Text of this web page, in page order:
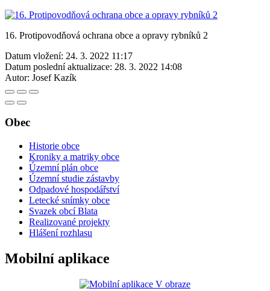
16. Protipovodňová ochrana obce a opravy rybníků 2
Datum vložení: 24. 3. 2022 11:17
Datum poslední aktualizace: 28. 3. 2022 14:08
Autor: Josef Kazík
Obec
Historie obce
Kroniky a matriky obce
Územní plán obce
Územní studie zástavby
Odpadové hospodářství
Letecké snímky obce
Svazek obcí Blata
Realizované projekty
Hlášení rozhlasu
Mobilní aplikace